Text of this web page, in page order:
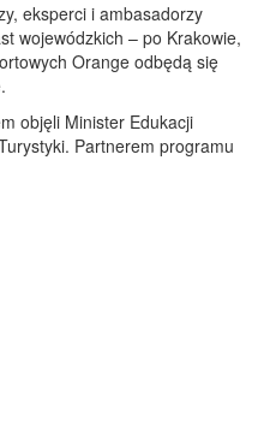
eksperci i ambasadorzy
wojewódzkich – po Krakowie,
Orange odbędą się
objęli Minister Edukacji
Partnerem programu